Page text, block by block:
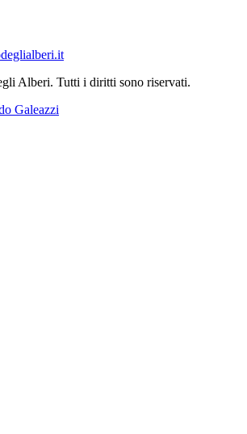
Alberi. Tutti i diritti sono riservati.
Galeazzi